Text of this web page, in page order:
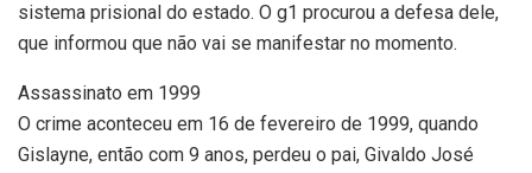
sistema prisional do estado. O g1 procurou a defesa dele,
que informou que não vai se manifestar no momento.
Assassinato em 1999
O crime aconteceu em 16 de fevereiro de 1999, quando
Gislayne, então com 9 anos, perdeu o pai, Givaldo José